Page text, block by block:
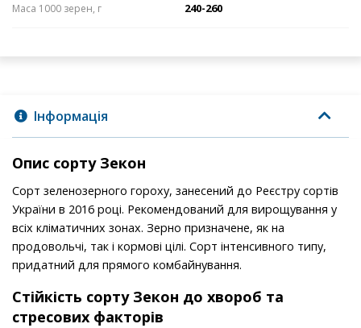
Маса 1000 зерен, г 240-260
Інформація
Опис сорту Зекон
Сорт зеленозерного гороху, занесений до Реєстру сортів
України в 2016 році. Рекомендований для вирощування у
всіх кліматичних зонах. Зерно призначене, як на
продовольчі, так і кормові цілі. Сорт інтенсивного типу,
придатний для прямого комбайнування.
Стійкість сортуЗекон до хвороб та
стресових факторів